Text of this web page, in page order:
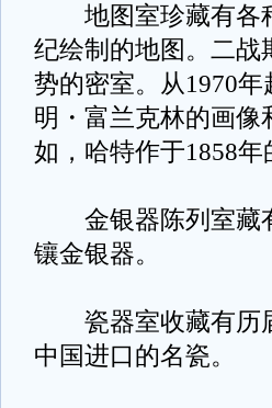
地图室珍藏有各种
纪绘制的地图。二战
势的密室。从1970
明・富兰克林的画像
如，哈特作于1858
金银器陈列室藏
镶金银器。
瓷器室收藏有历
中国进口的名瓷。